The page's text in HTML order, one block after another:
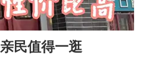
01:14
民值得一逛